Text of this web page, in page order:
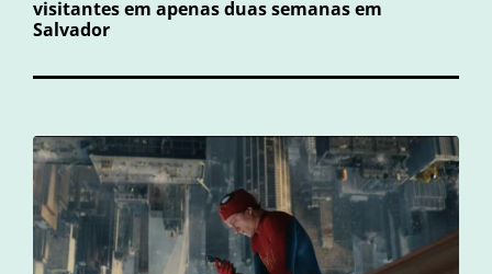
visitantes em apenas duas semanas em
Salvador